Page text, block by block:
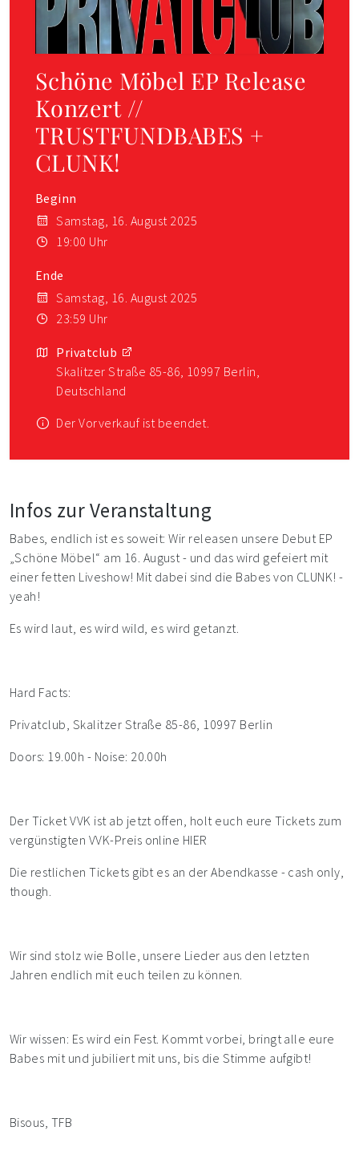
Schöne Möbel EP Release
Konzert //
TRUSTFUNDBABES +
CLUNK!
Beginn
Samstag, 16. August 2025
19:00 Uhr
Ende
Samstag, 16. August 2025
23:59 Uhr
Privatclub
Skalitzer Straße 85-86, 10997 Berlin,
Deutschland
Der Vorverkauf ist beendet.
Infos zur Veranstaltung
Babes, endlich ist es soweit: Wir releasen unsere Debut EP
„Schöne Möbel“ am 16. August - und das wird gefeiert mit
einer fetten Liveshow! Mit dabei sind die Babes von CLUNK! -
yeah!
Es wird laut, es wird wild, es wird getanzt.
Hard Facts:
Privatclub, Skalitzer Straße 85-86, 10997 Berlin
Doors: 19.00h - Noise: 20.00h
Der Ticket VVK ist ab jetzt offen, holt euch eure Tickets zum
vergünstigten VVK-Preis online HIER
Die restlichen Tickets gibt es an der Abendkasse - cash only,
though.
Wir sind stolz wie Bolle, unsere Lieder aus den letzten
Jahren endlich mit euch teilen zu können.
Wir wissen: Es wird ein Fest. Kommt vorbei, bringt alle eure
Babes mit und jubiliert mit uns, bis die Stimme aufgibt!
Bisous, TFB